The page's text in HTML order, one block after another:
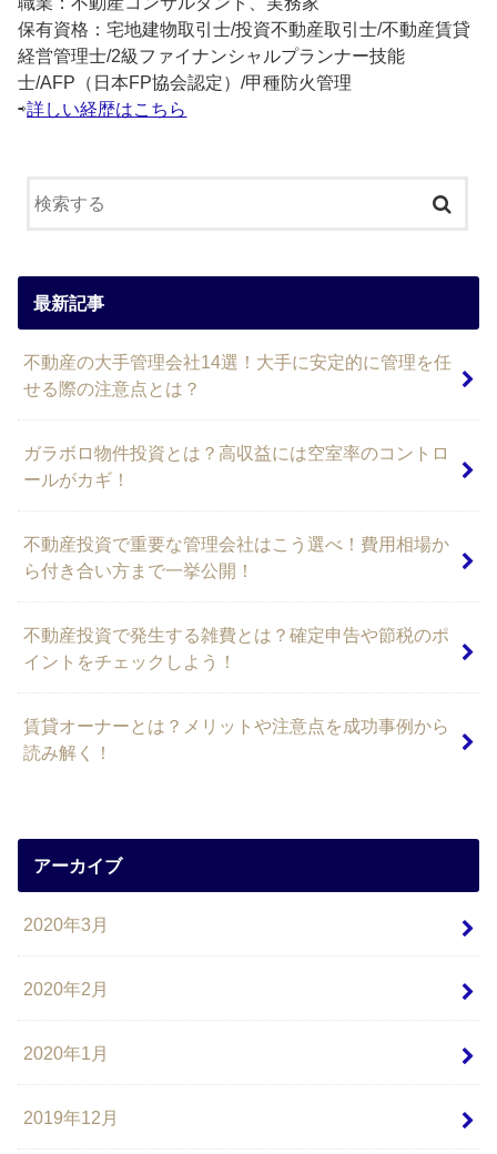
保有資格：宅地建物取引士/投資不動産取引士/不動産賃貸
経営管理士/2級ファイナンシャルプランナー技能
士/AFP（日本FP協会認定）/甲種防火管理
⇨詳しい経歴はこちら
最新記事
不動産の大手管理会社14選！大手に安定的に管理を任
せる際の注意点とは？
ガラボロ物件投資とは？高収益には空室率のコントロ
ールがカギ！
不動産投資で重要な管理会社はこう選べ！費用相場か
ら付き合い方まで一挙公開！
不動産投資で発生する雑費とは？確定申告や節税のポ
イントをチェックしよう！
賃貸オーナーとは？メリットや注意点を成功事例から
読み解く！
アーカイブ
2020年3月
2020年2月
2020年1月
2019年12月